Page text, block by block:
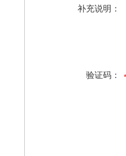
补充说明：
验证码：